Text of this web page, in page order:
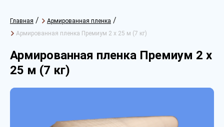
Главная / Армированная пленка /
Армированная пленка Премиум 2 х 25 м (7 кг)
Армированная пленка Премиум 2 х
25 м (7 кг)